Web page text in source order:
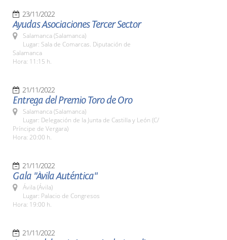
23/11/2022
Ayudas Asociaciones Tercer Sector
Salamanca (Salamanca)
Lugar: Sala de Comarcas. Diputación de
Salamanca
Hora: 11:15 h.
21/11/2022
Entrega del Premio Toro de Oro
Salamanca (Salamanca)
Lugar: Delegación de la Junta de Castilla y León (C/
Príncipe de Vergara)
Hora: 20:00 h.
21/11/2022
Gala "Ávila Auténtica"
Ávila (Ávila)
Lugar: Palacio de Congresos
Hora: 19:00 h.
21/11/2022